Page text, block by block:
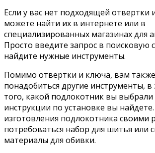
Если у вас нет подходящей отвертки
можете найти их в интернете или в
специализированных магазинах для
Просто введите запрос в поисковую
найдите нужные инструменты.
Помимо отвертки и ключа, вам
понадобиться другие инструменты, в
того, какой подлокотник вы выбрали
инструкции по установке вы
изготовления подлокотника своими
потребоваться набор для шитья или
материалы для обивки.